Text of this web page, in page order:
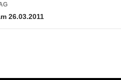
26.03.2011